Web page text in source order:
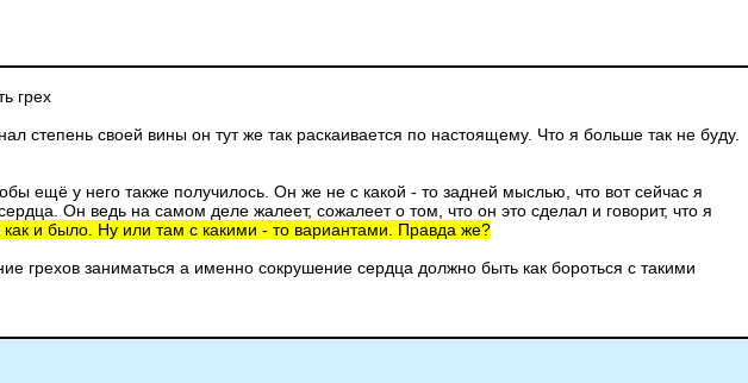
грех
степень своей вины он тут же так раскаивается по настоящему. Что я больше так не буду.
ещё у него также получилось. Он же не с какой - то задней мыслью, что вот сейчас я
Он ведь на самом деле жалеет, сожалеет о том, что он это сделал и говорит, что я
и было. Ну или там с какими - то вариантами. Правда же?
грехов заниматься а именно сокрушение сердца должно быть как бороться с такими